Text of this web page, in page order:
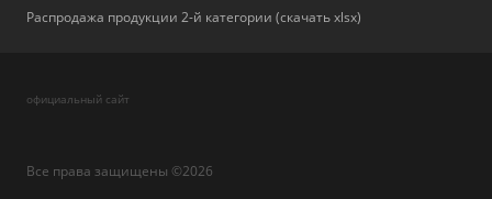
Распродажа продукции 2-й категории (скачать xlsx)
официальный сайт
Все права защищены ©2026